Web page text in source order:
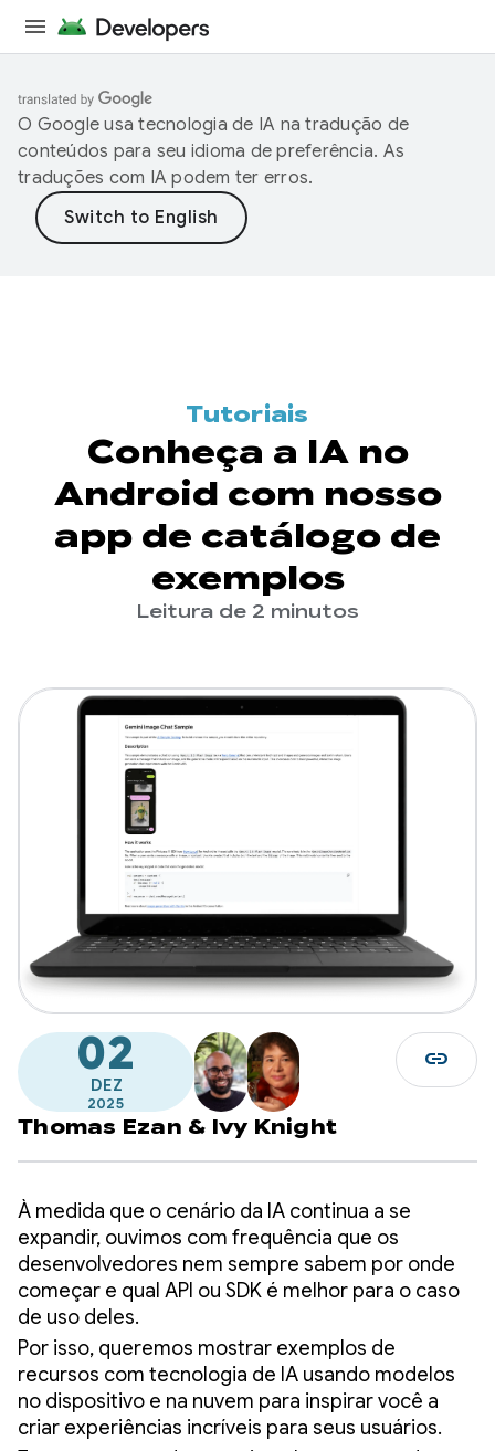
O Google usa tecnologia de IA na tradução de
conteúdos para seu idioma de preferência. As
traduções com IA podem ter erros.
Tutoriais
Conheça a IA no
Android com nosso
app de catálogo de
exemplos
Leitura de 2 minutos
02
DEZ
2025
Thomas Ezan & Ivy Knight
link
À medida que o cenário da IA continua a se
expandir, ouvimos com frequência que os
desenvolvedores nem sempre sabem por onde
começar e qual API ou SDK é melhor para o caso
de uso deles.
Por isso, queremos mostrar exemplos de
recursos com tecnologia de IA usando modelos
no dispositivo e na nuvem para inspirar você a
criar experiências incríveis para seus usuários.